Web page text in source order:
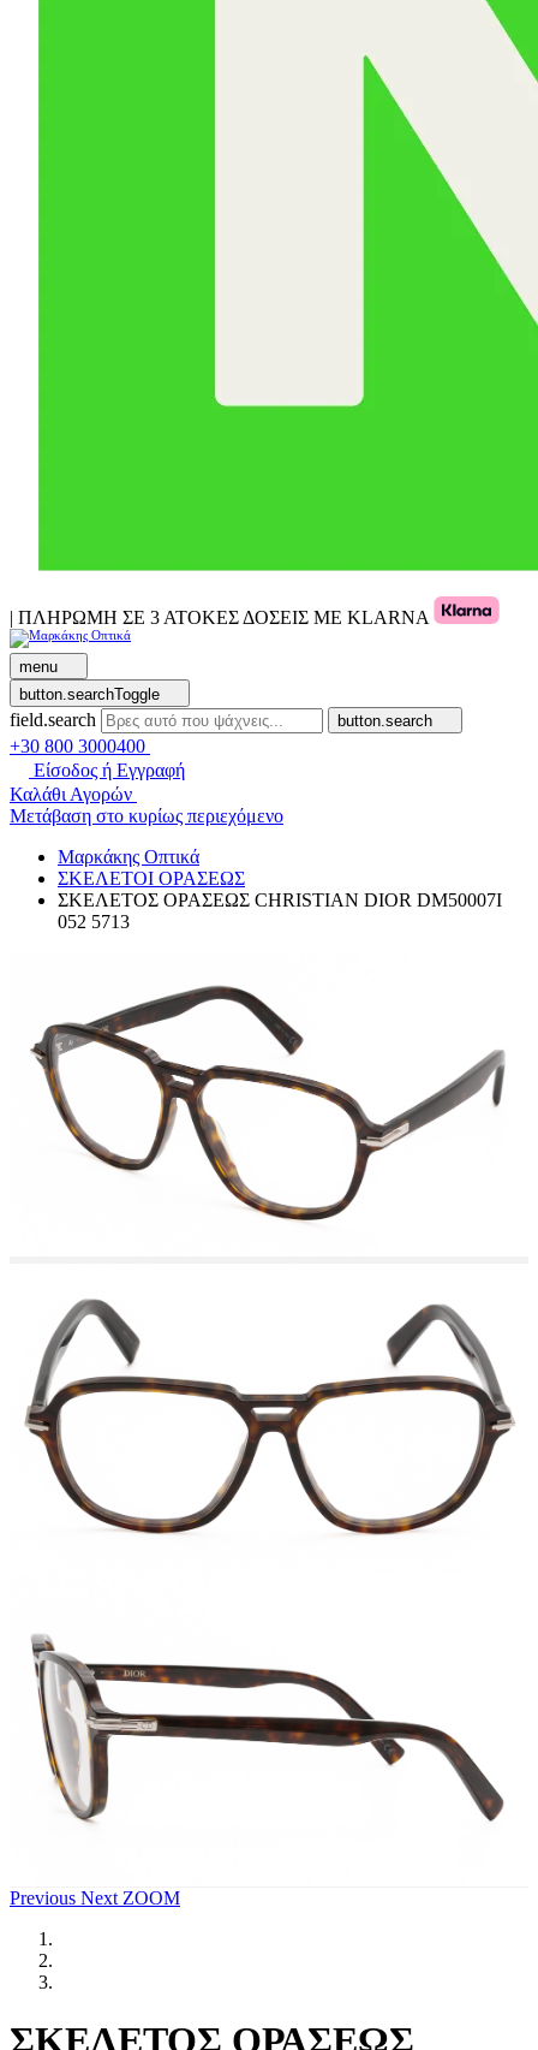
| ΠΛΗΡΩΜΗ ΣΕ 3 ΑΤΟΚΕΣ ΔΟΣΕΙΣ ΜΕ KLARNA
menu
button.searchToggle
field.search button.search
+30 800 3000400
Είσοδος ή Εγγραφή
Καλάθι Αγορών
Μετάβαση στο κυρίως περιεχόμενο
Μαρκάκης Οπτικά
ΣΚΕΛΕΤΟΙ ΟΡΑΣΕΩΣ
ΣΚΕΛΕΤΟΣ ΟΡΑΣΕΩΣ CHRISTIAN DIOR DM50007I
052 5713
Previous Next ZOOM
ΣΚΕΛΕΤΟΣ ΟΡΑΣΕΩΣ